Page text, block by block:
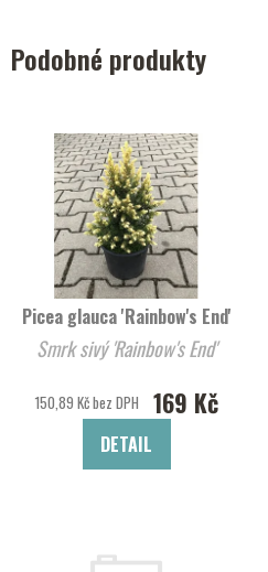
Podobné produkty
Picea glauca 'Rainbow's End'
Smrk sivý 'Rainbow's End'
150,89 Kč bez DPH 169 Kč
DETAIL